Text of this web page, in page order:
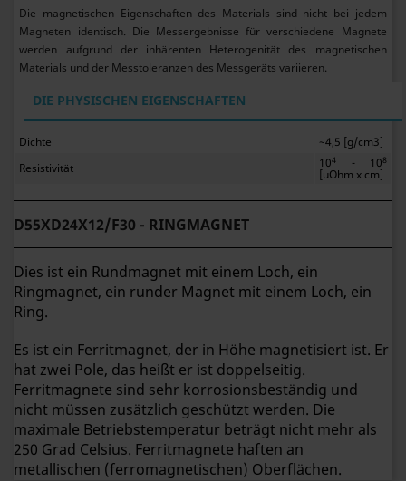
Die magnetischen Eigenschaften des Materials sind nicht bei jedem
Magneten identisch. Die Messergebnisse für verschiedene Magnete
werden aufgrund der inhärenten Heterogenität des magnetischen
Materials und der Messtoleranzen des Messgeräts variieren.
DIE PHYSISCHEN EIGENSCHAFTEN
Dichte
~4,5 [g/cm3]
Resistivität
104 - 108
[uOhm x cm]
D55XD24X12/F30 - RINGMAGNET
Dies ist ein Rundmagnet mit einem Loch, ein
Ringmagnet, ein runder Magnet mit einem Loch, ein
Ring.
Es ist ein Ferritmagnet, der in Höhe magnetisiert ist. Er
hat zwei Pole, das heißt er ist doppelseitig.
Ferritmagnete sind sehr korrosionsbeständig und
nicht müssen zusätzlich geschützt werden. Die
maximale Betriebstemperatur beträgt nicht mehr als
250 Grad Celsius. Ferritmagnete haften an
metallischen (ferromagnetischen) Oberflächen.